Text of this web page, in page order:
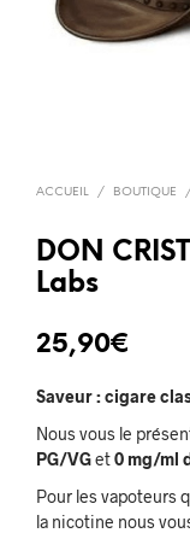
ACCUEIL / BOUTIQUE /
DON
Labs
25,90€
Saveur : cigare
Nous vous le
PG/VGet0 mg/ml
Pour les vapoteurs
la nicotine nous